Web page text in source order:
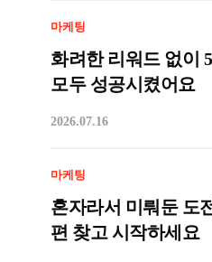
마케팅
화려한 리워드 없이
모두 성공시켰어요
2026.07.16
마케팅
혼자라서 미뤄둔 도
편 찾고 시작하세요